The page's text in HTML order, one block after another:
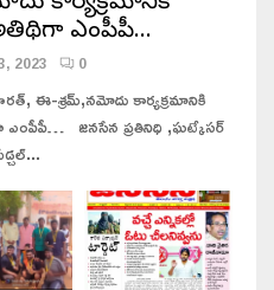
ఎంపీపీ…
2023 0
ఈ-శ్రమ్,నమోదు కార్యక్రమానికి
ఎంపీపీ… జనసేన ప్రతినిధి ,ఘట్కేసర్